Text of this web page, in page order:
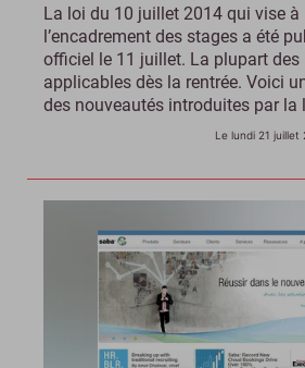
La loi du 10 juillet 2014 qui vise à
l’encadrement des stages a été
officiel le 11 juillet. La plupart des
applicables dès la rentrée. Voici
des nouveautés introduites par la
Le lundi 21 juillet